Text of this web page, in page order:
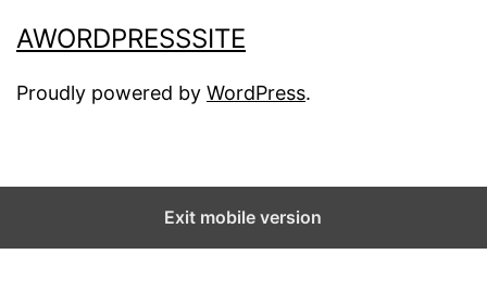
AWORDPRESSSITE
Proudly powered by WordPress.
Exit mobile version